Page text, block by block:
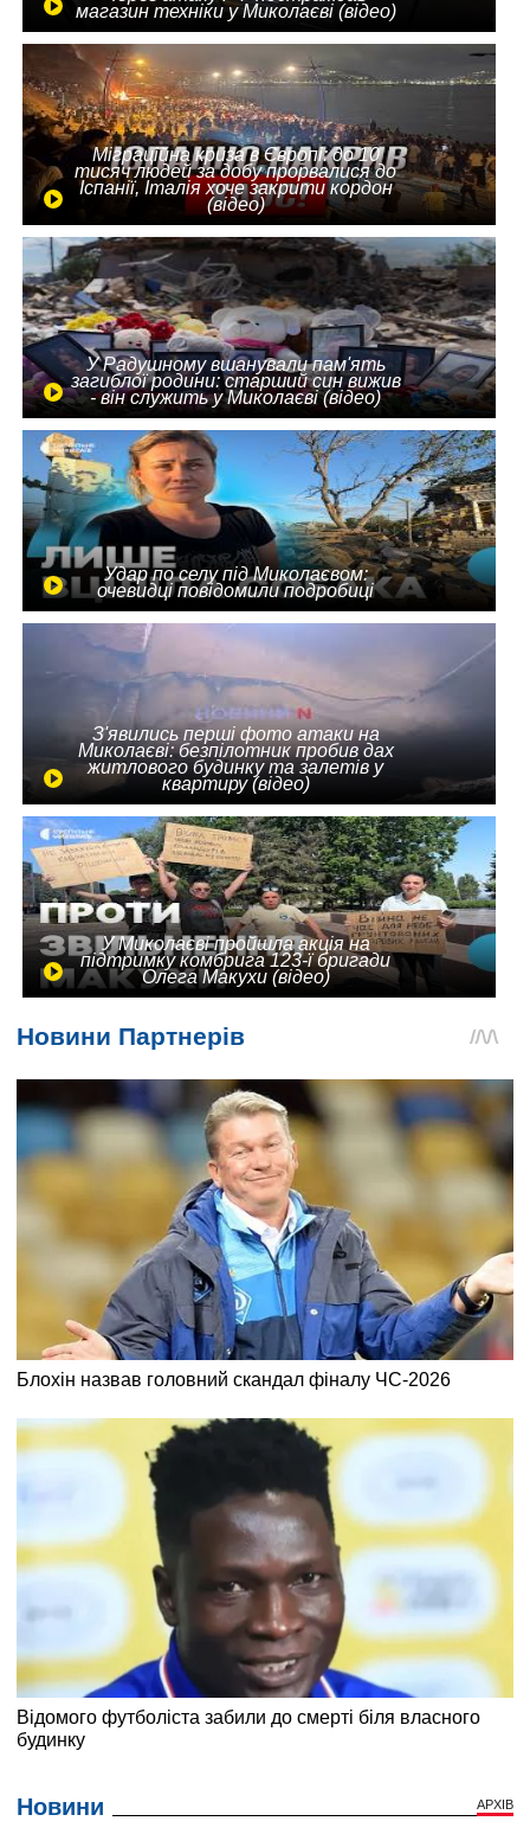
магазин техніки у Миколаєві (відео)
Міграційна криза в Європі: до 10
тисяч людей за добу прорвалися до
Іспанії, Італія хоче закрити кордон
(відео)
У Радушному вшанували пам'ять
загиблої родини: старший син вижив
- він служить у Миколаєві (відео)
Удар по селу під Миколаєвом:
очевидці повідомили подробиці
З'явились перші фото атаки на
Миколаєві: безпілотник пробив дах
житлового будинку та залетів у
квартиру (відео)
У Миколаєві пройшла акція на
підтримку комбрига 123-ї бригади
Олега Макухи (відео)
Новини АРХІВ